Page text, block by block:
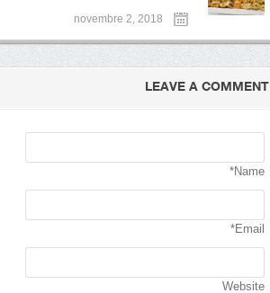
novembre 2, 2018
LEAVE A COMMENT
Name*
Email*
Website